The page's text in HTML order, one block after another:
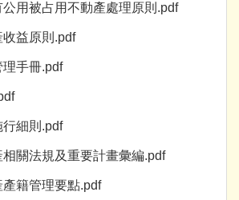
用被占用不動產處理原則.pdf
益原則.pdf
理手冊.pdf
細則.pdf
關法規及重要計畫彙編.pdf
籍管理要點.pdf